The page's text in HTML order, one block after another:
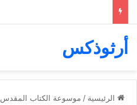
أرثوذكس
الرئيسية / موسوعة الكتاب المقدس